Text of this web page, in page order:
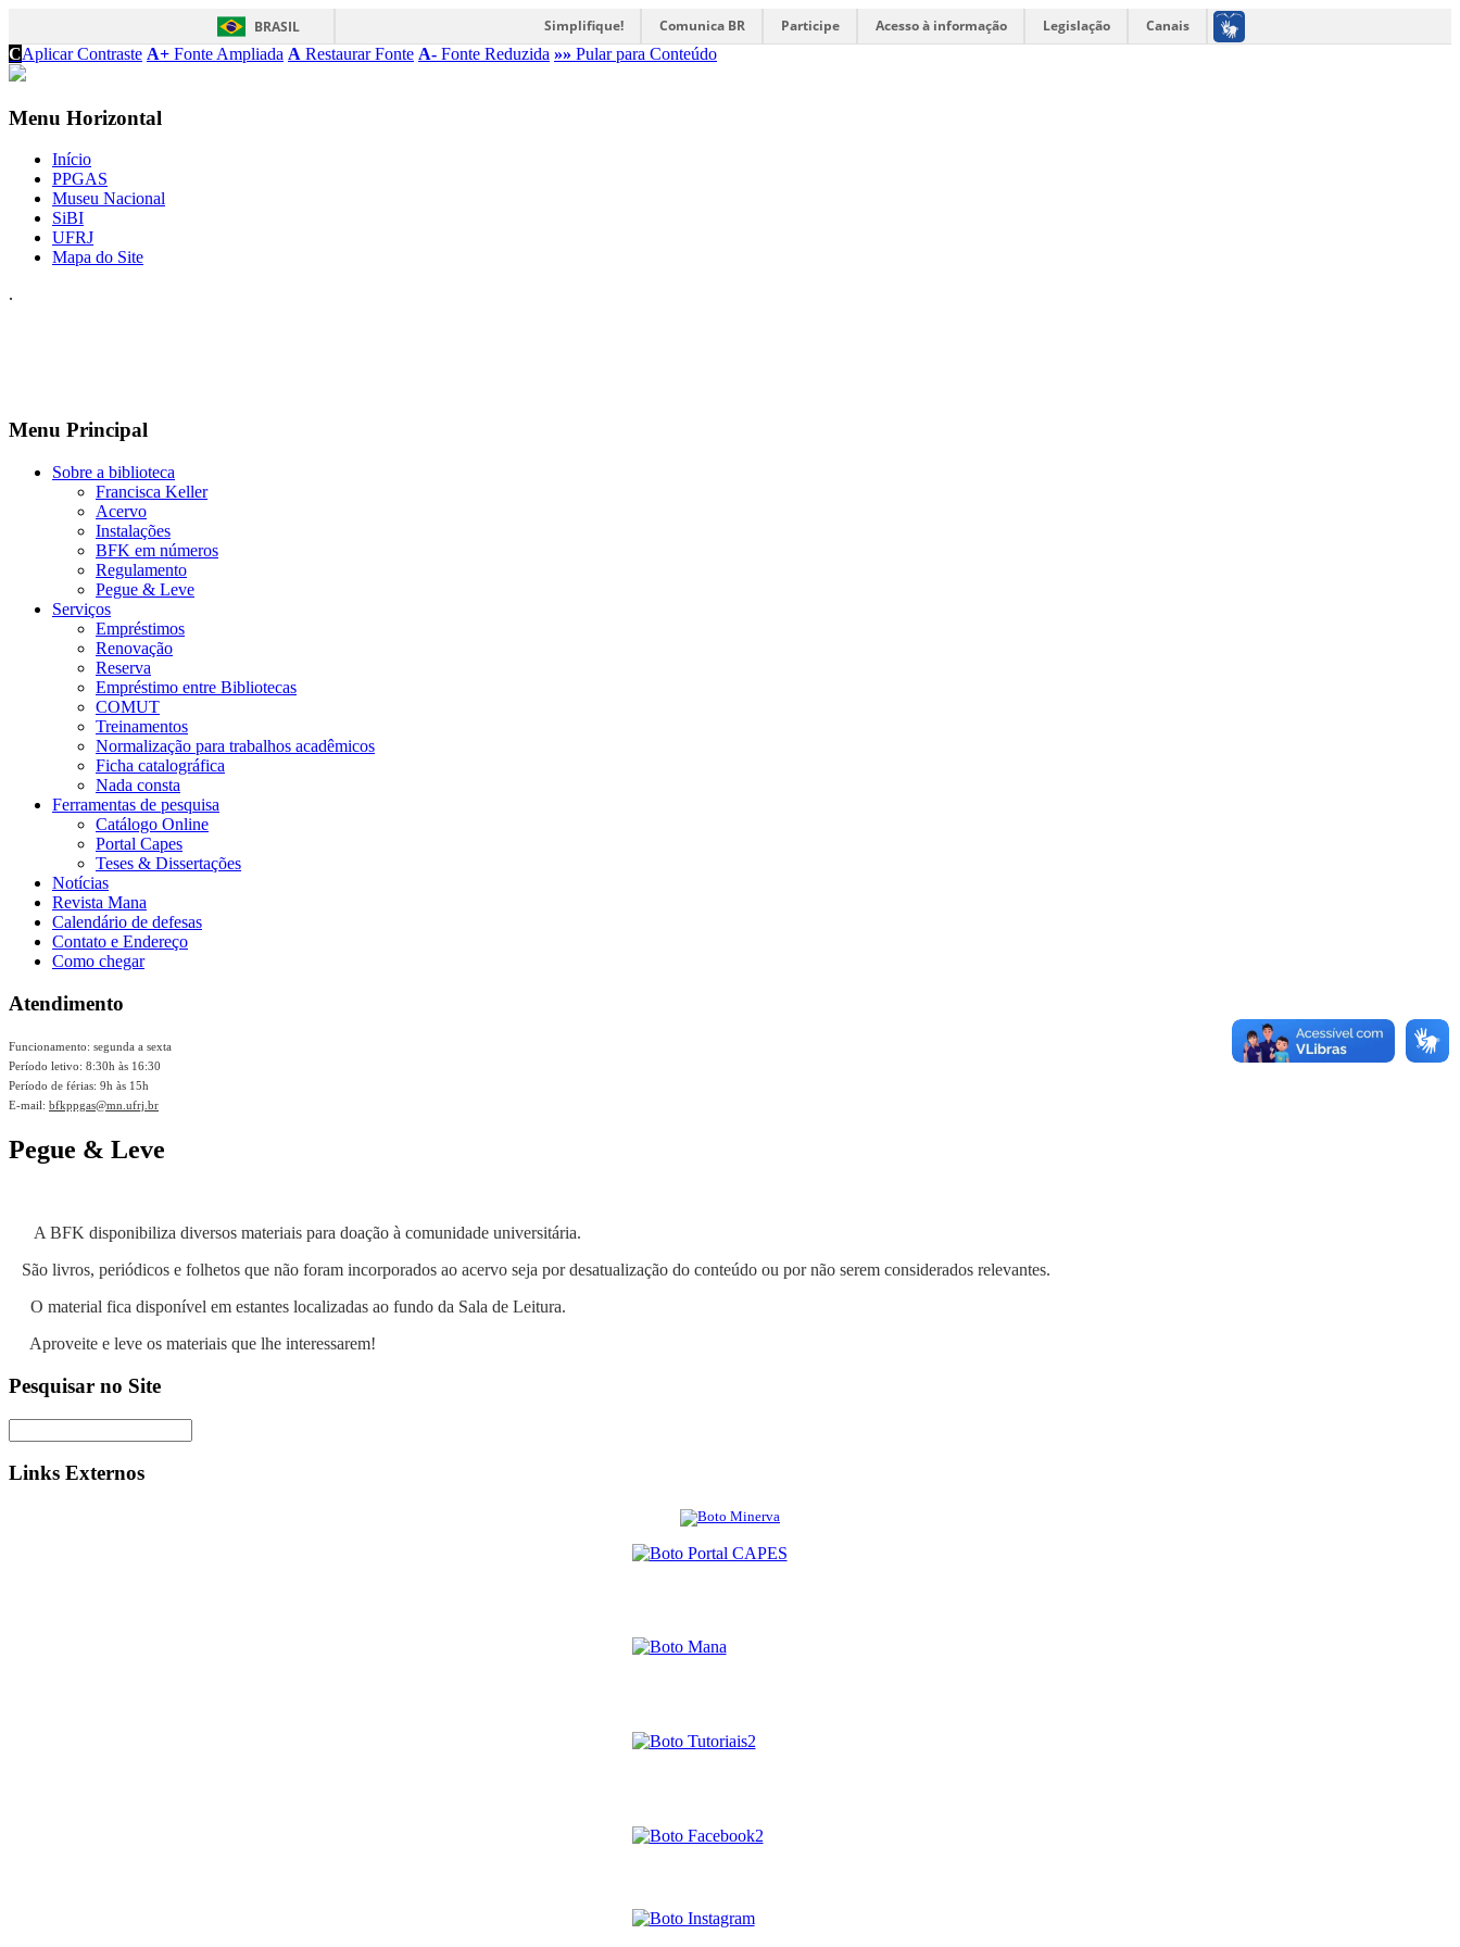
BRASIL Simplifique! Comunica BR Participe Acesso à informação Legislação
Canais
CAplicar Contraste A+ Fonte Ampliada A Restaurar Fonte A- Fonte Reduzida »» Pular para Conteúdo
Menu Horizontal
Início
PPGAS
Museu Nacional
SiBI
UFRJ
Mapa do Site
.
Menu Principal
Sobre a biblioteca
Francisca Keller
Acervo
Instalações
BFK em números
Regulamento
Pegue & Leve
Serviços
Empréstimos
Renovação
Reserva
Empréstimo entre Bibliotecas
COMUT
Treinamentos
Normalização para trabalhos acadêmicos
Ficha catalográfica
Nada consta
Ferramentas de pesquisa
Catálogo Online
Portal Capes
Teses & Dissertações
Notícias
Revista Mana
Calendário de defesas
Contato e Endereço
Como chegar
Atendimento
Funcionamento: segunda a sexta
Período letivo: 8:30h às 16:30
Período de férias: 9h às 15h
E-mail: bfkppgas@mn.ufrj.br
Pegue & Leve
A BFK disponibiliza diversos materiais para doação à comunidade universitária.
São livros, periódicos e folhetos que não foram incorporados ao acervo seja por desatualização do conteúdo ou por não serem considerados relevantes.
O material fica disponível em estantes localizadas ao fundo da Sala de Leitura.
Aproveite e leve os materiais que lhe interessarem!
Pesquisar no Site
Links Externos